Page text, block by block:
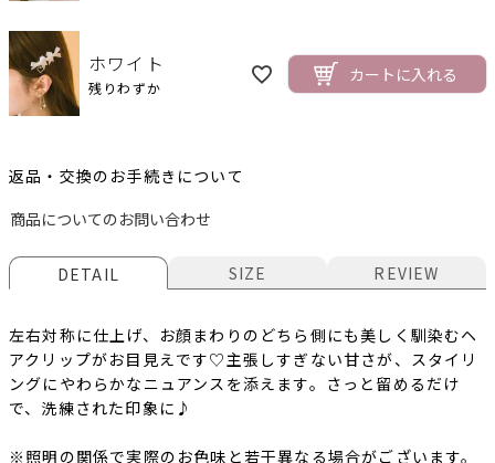
ホワイト
残りわずか
カートに入れる
返品・交換のお手続きについて
商品についてのお問い合わせ
DETAIL SIZE REVIEW
左右対称に仕上げ、お顔まわりのどちら側にも美しく馴染むヘ
アクリップがお目見えです♡主張しすぎない甘さが、スタイリ
ングにやわらかなニュアンスを添えます。さっと留めるだけ
で、洗練された印象に♪
※照明の関係で実際のお色味と若干異なる場合がございます。